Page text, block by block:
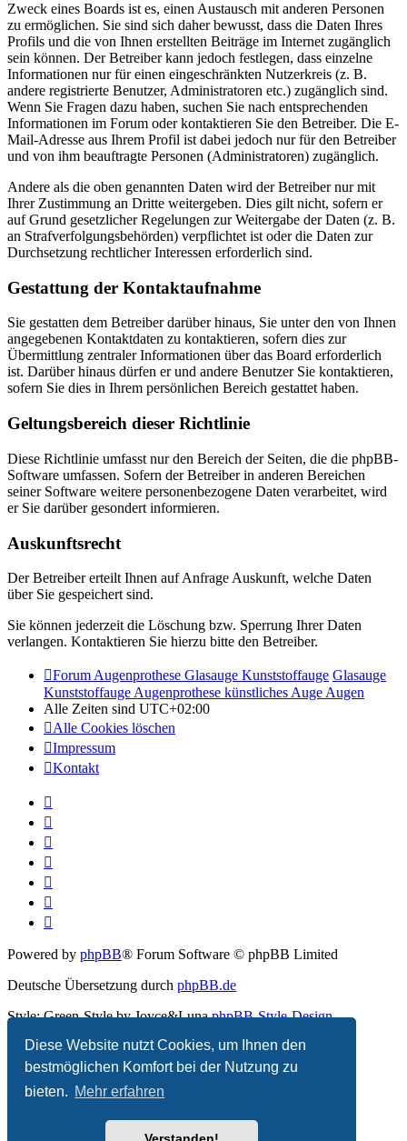
Diese Website nutzt Cookies, um Ihnen den
bestmöglichen Komfort bei der Nutzung zu
bieten. Mehr erfahren
Zweck eines Boards ist es, einen Austausch mit anderen Personen
zu ermöglichen. Sie sind sich daher bewusst, dass die Daten Ihres
Profils und die von Ihnen erstellten Beiträge im Internet zugänglich
sein können. Der Betreiber kann jedoch festlegen, dass einzelne
Informationen nur für einen eingeschränkten Nutzerkreis (z. B.
andere registrierte Benutzer, Administratoren etc.) zugänglich sind.
Wenn Sie Fragen dazu haben, suchen Sie nach entsprechenden
Informationen im Forum oder kontaktieren Sie den Betreiber. Die E-
Mail-Adresse aus Ihrem Profil ist dabei jedoch nur für den Betreiber
und von ihm beauftragte Personen (Administratoren) zugänglich.
Andere als die oben genannten Daten wird der Betreiber nur mit
Ihrer Zustimmung an Dritte weitergeben. Dies gilt nicht, sofern er
auf Grund gesetzlicher Regelungen zur Weitergabe der Daten (z. B.
an Strafverfolgungsbehörden) verpflichtet ist oder die Daten zur
Durchsetzung rechtlicher Interessen erforderlich sind.
Gestattung der Kontaktaufnahme
Sie gestatten dem Betreiber darüber hinaus, Sie unter den von Ihnen
angegebenen Kontaktdaten zu kontaktieren, sofern dies zur
Übermittlung zentraler Informationen über das Board erforderlich
ist. Darüber hinaus dürfen er und andere Benutzer Sie kontaktieren,
sofern Sie dies in Ihrem persönlichen Bereich gestattet haben.
Geltungsbereich dieser Richtlinie
Diese Richtlinie umfasst nur den Bereich der Seiten, die die phpBB-
Software umfassen. Sofern der Betreiber in anderen Bereichen
seiner Software weitere personenbezogene Daten verarbeitet, wird
er Sie darüber gesondert informieren.
Auskunftsrecht
Der Betreiber erteilt Ihnen auf Anfrage Auskunft, welche Daten
über Sie gespeichert sind.
Sie können jederzeit die Löschung bzw. Sperrung Ihrer Daten
verlangen. Kontaktieren Sie hierzu bitte den Betreiber.
Forum Augenprothese Glasauge Kunststoffauge Glasauge
Kunststoffauge Augenprothese künstliches Auge Augen
Alle Zeiten sind UTC+02:00
Alle Cookies löschen
Impressum
Kontakt
Powered by phpBB® Forum Software © phpBB Limited
Deutsche Übersetzung durch phpBB.de
Style: Green-Style by Joyce&LunaphpBB-Style-Design
Datenschutz |Nutzungsbedingungen